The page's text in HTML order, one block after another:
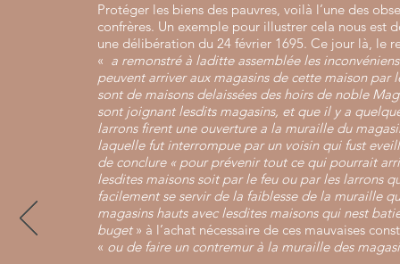
Protéger les biens des pauvres, voilà l’une des
confrères. Un exemple pour illustrer cela nous est
une délibération du 24 février 1695. Ce jour là, le
« a remonstré à laditte assemblée les
peuvent arriver aux magasins de cette maison par
sont de maisons delaissées des hoirs de noble
sont joignant lesdits magasins, et que il y a
larrons firent une ouverture a la muraille du
laquelle fut interrompue par un voisin qui fust
de conclure « pour prévenir tout ce qui pourrait
lesdites maisons soit par le feu ou par les larrons
facilement se servir de la faiblesse de la muraille
magasins hauts avec lesdites maisons qui nest
buget » à l’achat nécessaire de ces mauvaises
« ou de faire un contremur à la muraille des